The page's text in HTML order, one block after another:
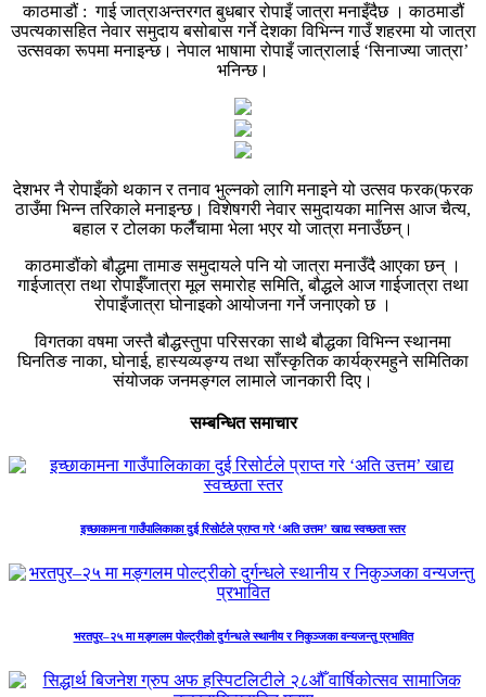
काठमाडौं : गाई जात्राअन्तरगत बुधबार रोपाइँ जात्रा मनाइँदैछ । काठमाडौं
उपत्यकासहित नेवार समुदाय बसोबास गर्ने देशका विभिन्न गाउँ शहरमा यो जात्रा
उत्सवका रूपमा मनाइन्छ। नेपाल भाषामा रोपाइँ जात्रालाई ‘सिनाज्या जात्रा’
भनिन्छ।
देशभर नै रोपाइँको थकान र तनाव भुल्नको लागि मनाइने यो उत्सव फरक(फरक
ठाउँमा भिन्न तरिकाले मनाइन्छ। विशेषगरी नेवार समुदायका मानिस आज चैत्य,
बहाल र टोलका फलैँचामा भेला भएर यो जात्रा मनाउँछन्।
काठमाडौंको बौद्धमा तामाङ समुदायले पनि यो जात्रा मनाउँदै आएका छन् ।
गाईजात्रा तथा रोपाईँजात्रा मूल समारोह समिति, बौद्धले आज गाईजात्रा तथा
रोपाइँजात्रा घोनाइको आयोजना गर्ने जनाएको छ ।
विगतका वषमा जस्तै बौद्धस्तुपा परिसरका साथै बौद्धका विभिन्न स्थानमा
घिनतिङ नाका, घोनाई, हास्यव्यङ्ग्य तथा साँस्कृतिक कार्यक्रमहुने समितिका
संयोजक जनमङ्गल लामाले जानकारी दिए।
सम्बन्धित समाचार
इच्छाकामना गाउँपालिकाका दुई रिसोर्टले प्राप्त गरे ‘अति उत्तम’ खाद्य स्वच्छता स्तर
भरतपुर–२५ मा मङ्गलम पोल्ट्रीको दुर्गन्धले स्थानीय र निकुञ्जका वन्यजन्तु प्रभावित